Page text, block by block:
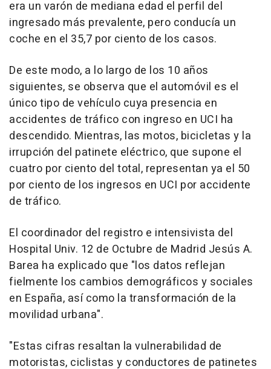
era un varón de mediana edad el perfil del
ingresado más prevalente, pero conducía un
coche en el 35,7 por ciento de los casos.
De este modo, a lo largo de los 10 años
siguientes, se observa que el automóvil es el
único tipo de vehículo cuya presencia en
accidentes de tráfico con ingreso en UCI ha
descendido. Mientras, las motos, bicicletas y la
irrupción del patinete eléctrico, que supone el
cuatro por ciento del total, representan ya el 50
por ciento de los ingresos en UCI por accidente
de tráfico.
El coordinador del registro e intensivista del
Hospital Univ. 12 de Octubre de Madrid Jesús A.
Barea ha explicado que "los datos reflejan
fielmente los cambios demográficos y sociales
en España, así como la transformación de la
movilidad urbana".
"Estas cifras resaltan la vulnerabilidad de
motoristas, ciclistas y conductores de patinetes